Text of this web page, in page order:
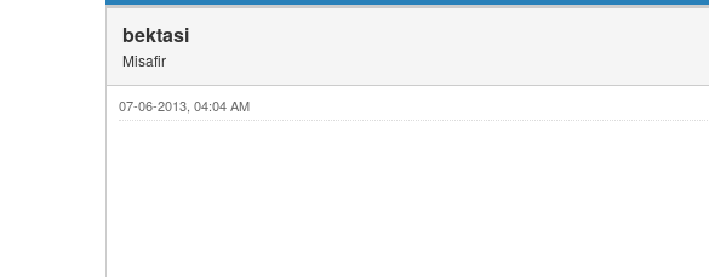
bektasi
Misafir
07-06-2013, 04:04 AM